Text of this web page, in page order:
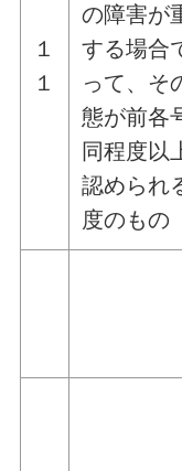
１
１
の障害が
する場合
って、そ
態が前各
同程度以
認められ
度のもの